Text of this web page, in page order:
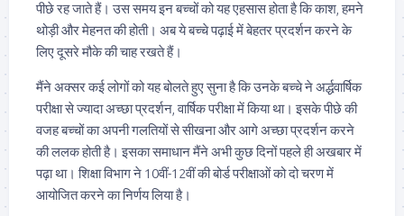
पीछे रह जाते हैं। उस समय इन बच्चों को यह एहसास होता है कि काश, हमने
थोड़ी और मेहनत की होती। अब ये बच्चे पढ़ाई में बेहतर प्रदर्शन करने के
लिए दूसरे मौके की चाह रखते हैं।
मैंने अक्सर कई लोगों को यह बोलते हुए सुना है कि उनके बच्चे ने अर्द्धवार्षिक
परीक्षा से ज्यादा अच्छा प्रदर्शन, वार्षिक परीक्षा में किया था। इसके पीछे की
वजह बच्चों का अपनी गलतियों से सीखना और आगे अच्छा प्रदर्शन करने
की ललक होती है। इसका समाधान मैंने अभी कुछ दिनों पहले ही अखबार में
पढ़ा था। शिक्षा विभाग ने 10वीं-12वीं की बोर्ड परीक्षाओं को दो चरण में
आयोजित करने का निर्णय लिया है।